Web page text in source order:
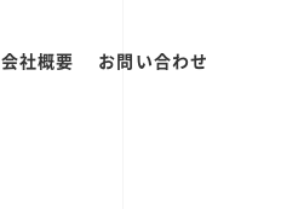
会社概要 お問い合わせ